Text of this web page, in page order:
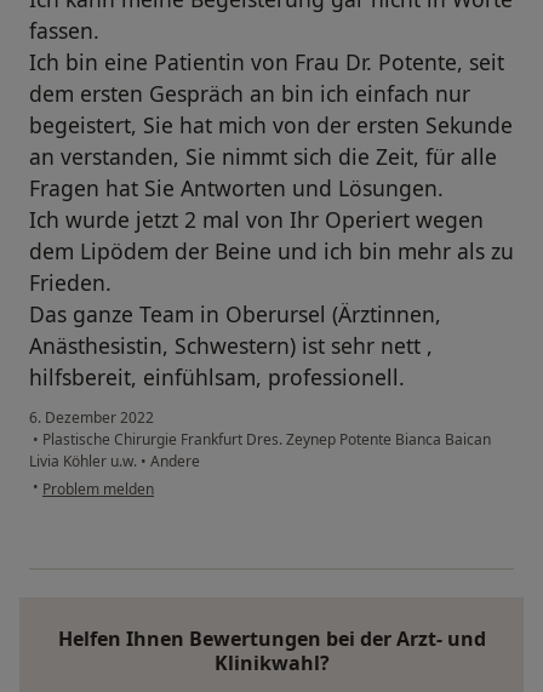
fassen.
Ich bin eine Patientin von Frau Dr. Potente, seit
dem ersten Gespräch an bin ich einfach nur
begeistert, Sie hat mich von der ersten Sekunde
an verstanden, Sie nimmt sich die Zeit, für alle
Fragen hat Sie Antworten und Lösungen.
Ich wurde jetzt 2 mal von Ihr Operiert wegen
dem Lipödem der Beine und ich bin mehr als zu
Frieden.
Das ganze Team in Oberursel (Ärztinnen,
Anästhesistin, Schwestern) ist sehr nett ,
hilfsbereit, einfühlsam, professionell.
6. Dezember 2022
• Plastische Chirurgie Frankfurt Dres. Zeynep Potente Bianca Baican
Livia Köhler u.w. • Andere
• Problem melden
Helfen Ihnen Bewertungen bei der Arzt- und
Klinikwahl?